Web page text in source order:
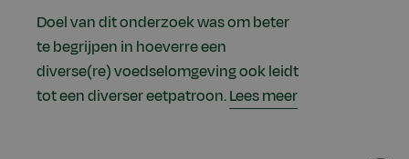
Doel van dit onderzoek was om beter
te begrijpen in hoeverre een
diverse(re) voedselomgeving ook leidt
tot een diverser eetpatroon.Lees meer